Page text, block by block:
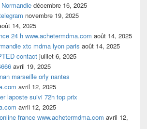
décembre 16, 2025
novembre 19, 2025
14, 2025
24 h www.achetermdma.com août 14, 2025
xtc mdma lyon paris août 14, 2025
contact juillet 6, 2025
avril 19, 2025
marseille orly nantes
avril 12, 2025
laposte suivi 72h top prix
avril 12, 2025
france www.achetermdma.com avril 12,